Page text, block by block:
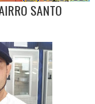
SANTO